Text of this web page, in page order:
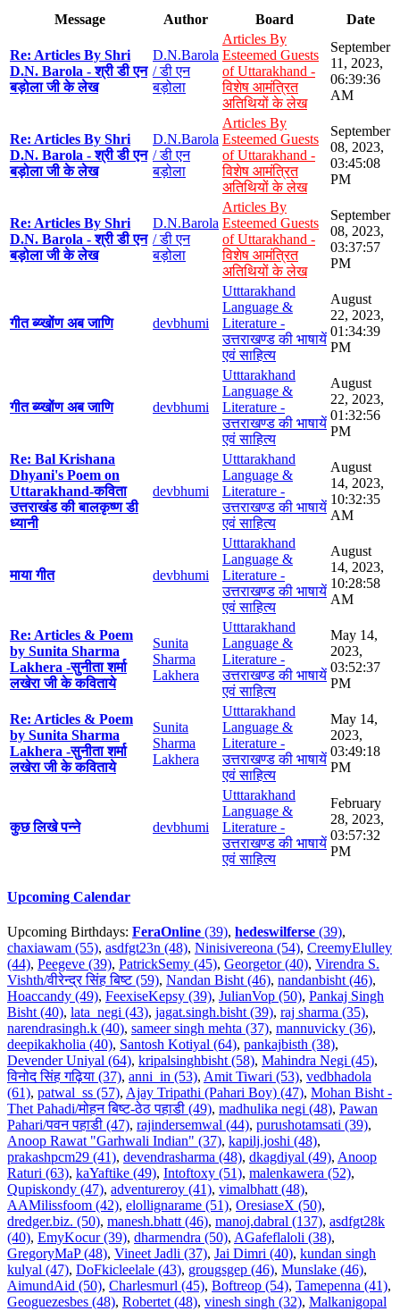
Message Author Board Date
Re: Articles By Shri
D.N. Barola - श्री डी एन
बड़ोला जी के लेख
D.N.Barola
/ डी एन
बड़ोला
Articles By
Esteemed Guests
of Uttarakhand -
विशेष आमंत्रित
अतिथियों के लेख
September
11, 2023,
06:39:36
AM
Re: Articles By Shri
D.N. Barola - श्री डी एन
बड़ोला जी के लेख
D.N.Barola
/ डी एन
बड़ोला
Articles By
Esteemed Guests
of Uttarakhand -
विशेष आमंत्रित
अतिथियों के लेख
September
08, 2023,
03:45:08
PM
Re: Articles By Shri
D.N. Barola - श्री डी एन
बड़ोला जी के लेख
D.N.Barola
/ डी एन
बड़ोला
Articles By
Esteemed Guests
of Uttarakhand -
विशेष आमंत्रित
अतिथियों के लेख
September
08, 2023,
03:37:57
PM
गीत ब्य्खोंण अब जाणि devbhumi
Utttarakhand
Language &
Literature -
उत्तराखण्ड की भाषायें
एवं साहित्य
August
22, 2023,
01:34:39
PM
गीत ब्य्खोंण अब जाणि devbhumi
Utttarakhand
Language &
Literature -
उत्तराखण्ड की भाषायें
एवं साहित्य
August
22, 2023,
01:32:56
PM
Re: Bal Krishana
Dhyani's Poem on
Uttarakhand-कविता
उत्तराखंड की बालकृष्ण डी
ध्यानी
devbhumi
Utttarakhand
Language &
Literature -
उत्तराखण्ड की भाषायें
एवं साहित्य
August
14, 2023,
10:32:35
AM
माया गीत devbhumi
Utttarakhand
Language &
Literature -
उत्तराखण्ड की भाषायें
एवं साहित्य
August
14, 2023,
10:28:58
AM
Re: Articles & Poem
by Sunita Sharma
Lakhera -सुनीता शर्मा
लखेरा जी के कविताये
Sunita
Sharma
Lakhera
Utttarakhand
Language &
Literature -
उत्तराखण्ड की भाषायें
एवं साहित्य
May 14,
2023,
03:52:37
PM
Re: Articles & Poem
by Sunita Sharma
Lakhera -सुनीता शर्मा
लखेरा जी के कविताये
Sunita
Sharma
Lakhera
Utttarakhand
Language &
Literature -
उत्तराखण्ड की भाषायें
एवं साहित्य
May 14,
2023,
03:49:18
PM
कुछ लिखे पन्ने devbhumi
Utttarakhand
Language &
Literature -
उत्तराखण्ड की भाषायें
एवं साहित्य
February
28, 2023,
03:57:32
PM
Upcoming Calendar
Upcoming Birthdays: FeraOnline (39), hedeswilferse (39),
chaxiawam (55), asdfgt23n (48), Ninisivereona (54), CreemyElulley
(44), Peegeve (39), PatrickSemy (45), Georgetor (40), Virendra S.
Vishth/वीरेन्द्र सिंह बिष्ट (59), Nandan Bisht (46), nandanbisht (46),
Hoaccandy (49), FeexiseKepsy (39), JulianVop (50), Pankaj Singh
Bisht (40), lata_negi (43), jagat.singh.bisht (39), raj sharma (35),
narendrasingh.k (40), sameer singh mehta (37), mannuvicky (36),
deepikakholia (40), Santosh Kotiyal (64), pankajbisth (38),
Devender Uniyal (64), kripalsinghbisht (58), Mahindra Negi (45),
विनोद सिंह गढ़िया (37), anni_in (53), Amit Tiwari (53), vedbhadola
(61), patwal_ss (57), Ajay Tripathi (Pahari Boy) (47), Mohan Bisht -
Thet Pahadi/मोहन बिष्ट-ठेठ पहाडी (49), madhulika negi (48), Pawan
Pahari/पवन पहाडी (47), rajindersemwal (44), purushotamsati (39),
Anoop Rawat "Garhwali Indian" (37), kapilj.joshi (48),
prakashpcm29 (41), devendrasharma (48), dkagdiyal (49), Anoop
Raturi (63), kaYaftike (49), Intoftoxy (51), malenkawera (52),
Qupiskondy (47), adventureroy (41), vimalbhatt (48),
AAMilissfoom (42), elollignarame (51), OresiaseX (50),
dredger.biz. (50), manesh.bhatt (46), manoj.dabral (137), asdfgt28k
(40), EmyKocur (39), dharmendra (50), AGafeflaloli (38),
GregoryMaP (48), Vineet Jadli (37), Jai Dimri (40), kundan singh
kulyal (47), DoFkicleelale (43), grougsgep (46), Munslake (46),
AimundAid (50), Charlesmurl (45), Boftreop (54), Tamepenna (41),
Geoguezesbes (48), Robertet (48), vinesh singh (32), Malkanigopal